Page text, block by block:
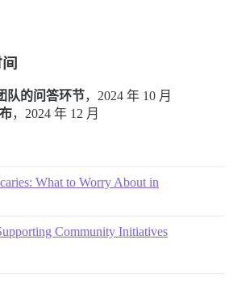
队的问答环节，2024 年 10 月
，2024 年 12 月
What to Worry About in
Community Initiatives